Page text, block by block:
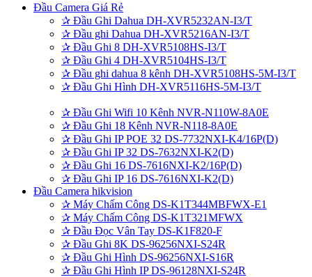
Đầu Camera Giá Rẻ
✰ Đầu Ghi Dahua DH-XVR5232AN-I3/T
✰ Đầu ghi Dahua DH-XVR5216AN-I3/T
✰ Đầu Ghi 8 DH-XVR5108HS-I3/T
✰ Đầu Ghi 4 DH-XVR5104HS-I3/T
✰ Đầu ghi dahua 8 kênh DH-XVR5108HS-5M-I3/T
✰ Đầu Ghi Hình DH-XVR5116HS-5M-I3/T
✰ Đầu Ghi Wifi 10 Kênh NVR-N110W-8A0E
✰ Đầu Ghi 18 Kênh NVR-N118-8A0E
✰ Đầu Ghi IP POE 32 DS-7732NXI-K4/16P(D)
✰ Đầu Ghi IP 32 DS-7632NXI-K2(D)
✰ Đầu Ghi 16 DS-7616NXI-K2/16P(D)
✰ Đầu Ghi IP 16 DS-7616NXI-K2(D)
Đầu Camera hikvision
✰ Máy Chấm Công DS-K1T344MBFWX-E1
✰ Máy Chấm Công DS-K1T321MFWX
✰ Đầu Đọc Vân Tay DS-K1F820-F
✰ Đầu Ghi 8K DS-96256NXI-S24R
✰ Đầu Ghi Hình DS-96256NXI-S16R
✰ Đầu Ghi Hình IP DS-96128NXI-S24R